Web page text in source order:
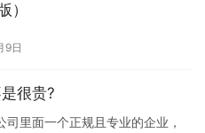
）
9日
很贵?
里面一个正规且专业的企业，